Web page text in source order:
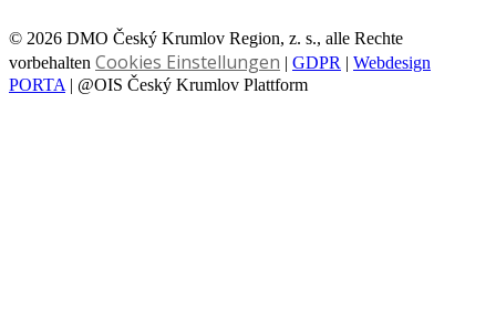
© 2026 DMO Český Krumlov Region, z. s., alle Rechte
vorbehalten Cookies Einstellungen | GDPR | Webdesign
PORTA | @OIS Český Krumlov Plattform